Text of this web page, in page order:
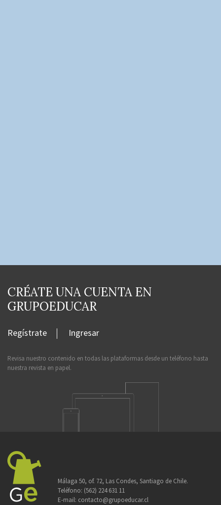
CRÉATE UNA CUENTA EN
GRUPOEDUCAR
Regístrate Ingresar
Revisa nuestro contenido en todas las plataformas desde un teléfono hasta
nuestra revista en papel.
Málaga 50, of. 72, Las Condes, Santiago de Chile.
Teléfono: (562) 224 631 11
E-mail: contacto@grupoeducar.cl